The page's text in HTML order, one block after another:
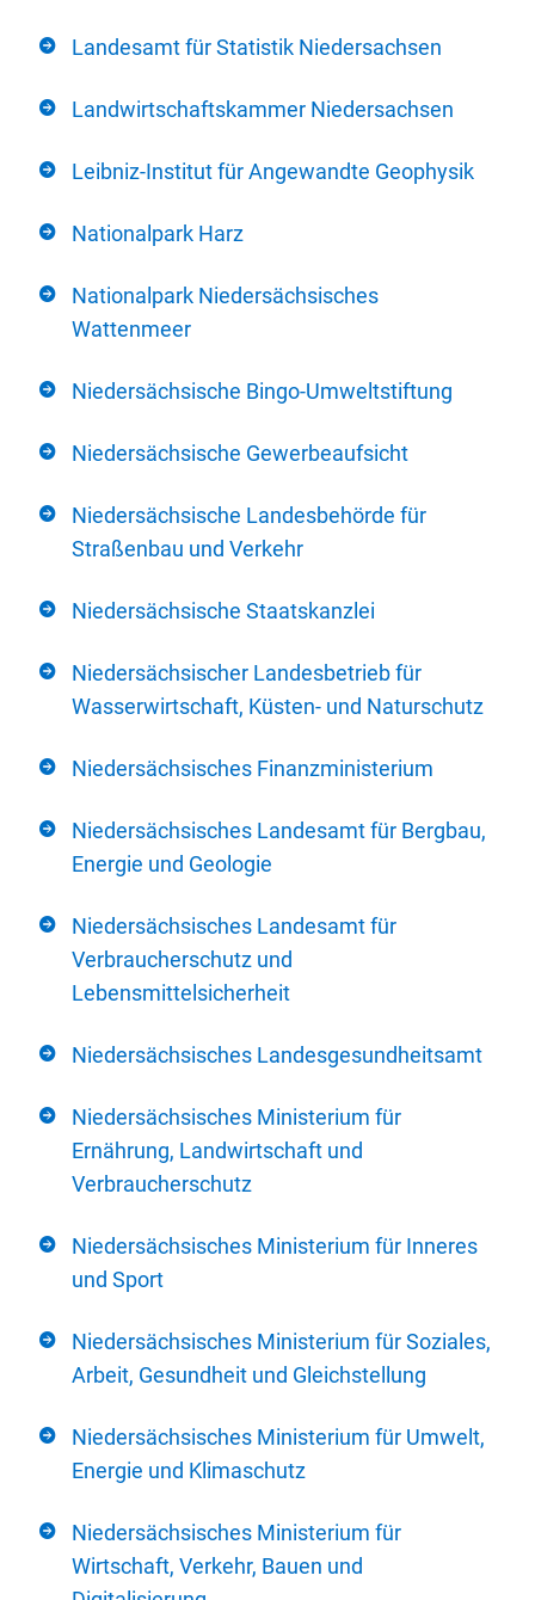
Landesamt für Statistik Niedersachsen
Landwirtschaftskammer Niedersachsen
Leibniz-Institut für Angewandte Geophysik
Nationalpark Harz
Nationalpark Niedersächsisches
Wattenmeer
Niedersächsische Bingo-Umweltstiftung
Niedersächsische Gewerbeaufsicht
Niedersächsische Landesbehörde für
Straßenbau und Verkehr
Niedersächsische Staatskanzlei
Niedersächsischer Landesbetrieb für
Wasserwirtschaft, Küsten- und Naturschutz
Niedersächsisches Finanzministerium
Niedersächsisches Landesamt für Bergbau,
Energie und Geologie
Niedersächsisches Landesamt für
Verbraucherschutz und
Lebensmittelsicherheit
Niedersächsisches Landesgesundheitsamt
Niedersächsisches Ministerium für
Ernährung, Landwirtschaft und
Verbraucherschutz
Niedersächsisches Ministerium für Inneres
und Sport
Niedersächsisches Ministerium für Soziales,
Arbeit, Gesundheit und Gleichstellung
Niedersächsisches Ministerium für Umwelt,
Energie und Klimaschutz
Niedersächsisches Ministerium für
Wirtschaft, Verkehr, Bauen und